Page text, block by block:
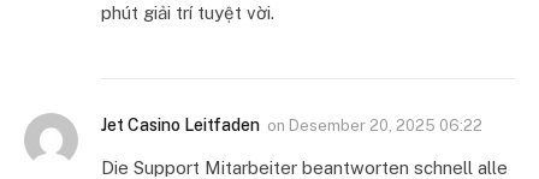
phút giải trí tuyệt vời.
Jet Casino Leitfaden on Desember 20, 2025 06:22
Die Support Mitarbeiter beantworten schnell alle